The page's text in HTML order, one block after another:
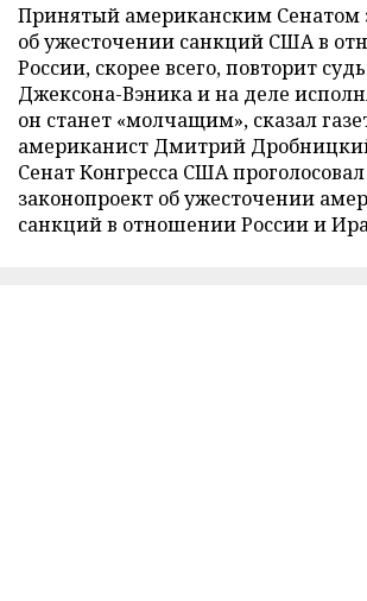
Принятый американским Сенатом
об ужесточении санкций США в
России, скорее всего, повторит
Джексона-Вэника и на деле
он станет «молчащим», сказал
американист Дмитрий
Сенат Конгресса США проголосовал
законопроект об ужесточении
санкций в отношении России и